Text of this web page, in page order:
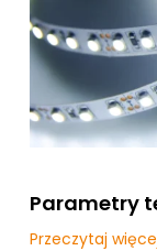
Parametry
Przeczytaj